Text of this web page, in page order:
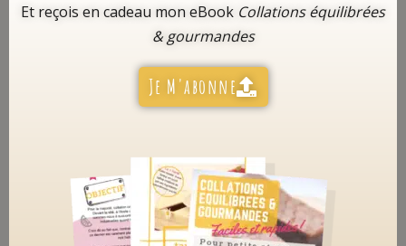
Et reçois en cadeau mon eBook Collations équilibrées
& gourmandes
Je M'abonne